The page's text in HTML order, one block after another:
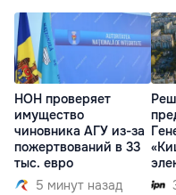
НОН проверяет
имущество
чиновника АГУ из-за
пожертвований в 33
тыс. евро
5 минут назад